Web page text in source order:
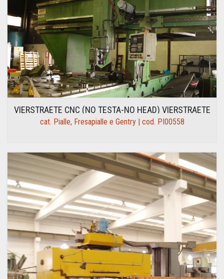
VIERSTRAETE CNC (NO TESTA-NO HEAD) VIERSTRAETE
CNC
cat. Pialle, Fresapialle e Gentry | cod. PI00558